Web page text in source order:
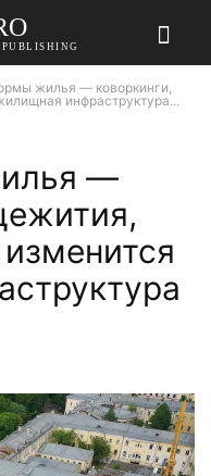
жилья — коворкинги,
инфраструктура...
—